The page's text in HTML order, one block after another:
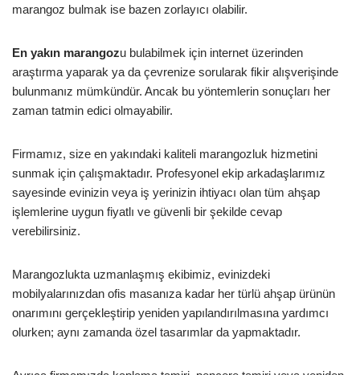
marangoz bulmak ise bazen zorlayıcı olabilir.
En yakın marangozu bulabilmek için internet üzerinden
araştırma yaparak ya da çevrenize sorularak fikir alışverişinde
bulunmanız mümkündür. Ancak bu yöntemlerin sonuçları her
zaman tatmin edici olmayabilir.
Firmamız, size en yakındaki kaliteli marangozluk hizmetini
sunmak için çalışmaktadır. Profesyonel ekip arkadaşlarımız
sayesinde evinizin veya iş yerinizin ihtiyacı olan tüm ahşap
işlemlerine uygun fiyatlı ve güvenli bir şekilde cevap
verebilirsiniz.
Marangozlukta uzmanlaşmış ekibimiz, evinizdeki
mobilyalarınızdan ofis masanıza kadar her türlü ahşap ürünün
onarımını gerçekleştirip yeniden yapılandırılmasına yardımcı
olurken; aynı zamanda özel tasarımlar da yapmaktadır.